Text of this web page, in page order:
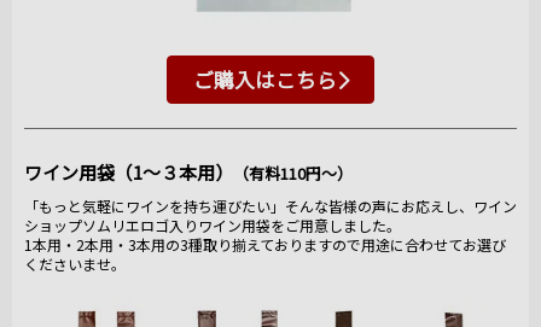
ご購入はこちら
ワイン用袋（1～３本用） （有料110円～）
「もっと気軽にワインを持ち運びたい」そんな皆様の声にお応えし、ワイン
ショップソムリエロゴ入りワイン用袋をご用意しました。
1本用・2本用・3本用の3種取り揃えておりますので用途に合わせてお選び
くださいませ。